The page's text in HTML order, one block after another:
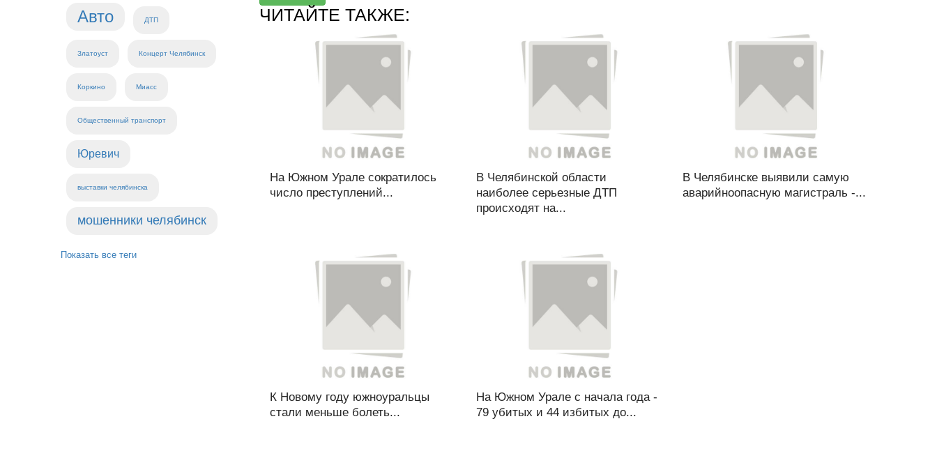
Авто ДТП
Златоуст Концерт Челябинск
Коркино Миасс
Общественный транспорт
Юревич
выставки челябинска
мошенники челябинск
Показать все теги
ЧИТАЙТЕ ТАКЖЕ:
На Южном Урале сократилось
число преступлений...
В Челябинской области
наиболее серьезные ДТП
происходят на...
В Челябинске выявили самую
аварийноопасную магистраль -...
К Новому году южноуральцы
стали меньше болеть...
На Южном Урале с начала года -
79 убитых и 44 избитых до...